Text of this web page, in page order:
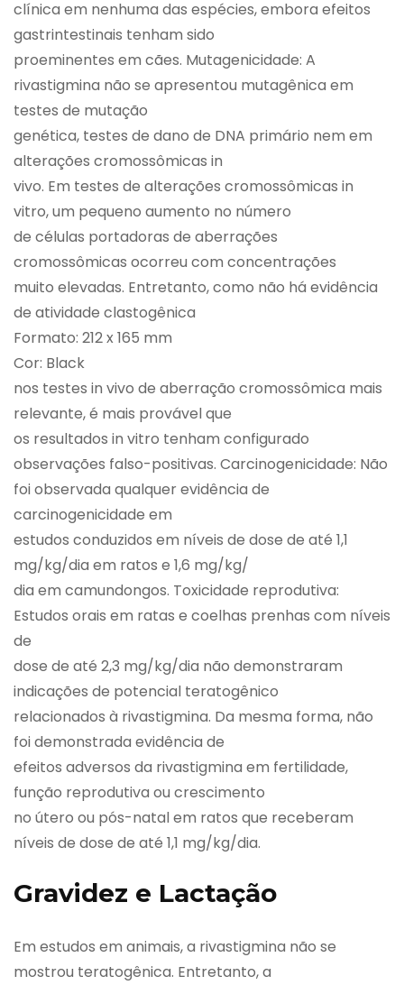
clínica em nenhuma das espécies, embora efeitos
gastrintestinais tenham sido
proeminentes em cães. Mutagenicidade: A
rivastigmina não se apresentou mutagênica em
testes de mutação
genética, testes de dano de DNA primário nem em
alterações cromossômicas in
vivo. Em testes de alterações cromossômicas in
vitro, um pequeno aumento no número
de células portadoras de aberrações
cromossômicas ocorreu com concentrações
muito elevadas. Entretanto, como não há evidência
de atividade clastogênica
Formato: 212 x 165 mm
Cor: Black
nos testes in vivo de aberração cromossômica mais
relevante, é mais provável que
os resultados in vitro tenham configurado
observações falso-positivas. Carcinogenicidade: Não
foi observada qualquer evidência de
carcinogenicidade em
estudos conduzidos em níveis de dose de até 1,1
mg/kg/dia em ratos e 1,6 mg/kg/
dia em camundongos. Toxicidade reprodutiva:
Estudos orais em ratas e coelhas prenhas com níveis
de
dose de até 2,3 mg/kg/dia não demonstraram
indicações de potencial teratogênico
relacionados à rivastigmina. Da mesma forma, não
foi demonstrada evidência de
efeitos adversos da rivastigmina em fertilidade,
função reprodutiva ou crescimento
no útero ou pós-natal em ratos que receberam
níveis de dose de até 1,1 mg/kg/dia.
Gravidez e Lactação
Em estudos em animais, a rivastigmina não se
mostrou teratogênica. Entretanto, a